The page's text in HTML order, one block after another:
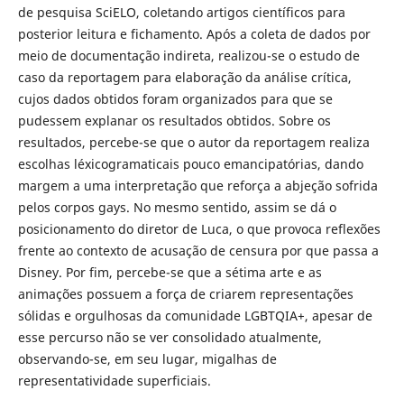
de pesquisa SciELO, coletando artigos científicos para
posterior leitura e fichamento. Após a coleta de dados por
meio de documentação indireta, realizou-se o estudo de
caso da reportagem para elaboração da análise crítica,
cujos dados obtidos foram organizados para que se
pudessem explanar os resultados obtidos. Sobre os
resultados, percebe-se que o autor da reportagem realiza
escolhas léxicogramaticais pouco emancipatórias, dando
margem a uma interpretação que reforça a abjeção sofrida
pelos corpos gays. No mesmo sentido, assim se dá o
posicionamento do diretor de Luca, o que provoca reflexões
frente ao contexto de acusação de censura por que passa a
Disney. Por fim, percebe-se que a sétima arte e as
animações possuem a força de criarem representações
sólidas e orgulhosas da comunidade LGBTQIA+, apesar de
esse percurso não se ver consolidado atualmente,
observando-se, em seu lugar, migalhas de
representatividade superficiais.